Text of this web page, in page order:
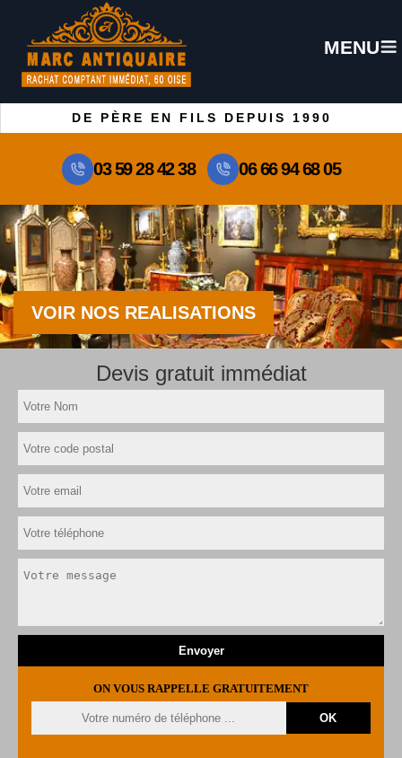
MENU
DE PÈRE EN FILS DEPUIS 1990
03 59 28 42 38 06 66 94 68 05
VOIR NOS REALISATIONS
Devis gratuit immédiat
ON VOUS RAPPELLE GRATUITEMENT